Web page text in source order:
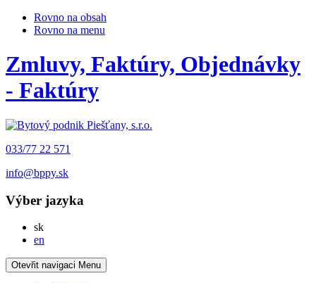
Rovno na obsah
Rovno na menu
Zmluvy, Faktúry, Objednávky
- Faktúry
033/77 22 571
info@bppy.sk
Výber jazyka
skSlovensky
en
Otevřit navigaci Menu